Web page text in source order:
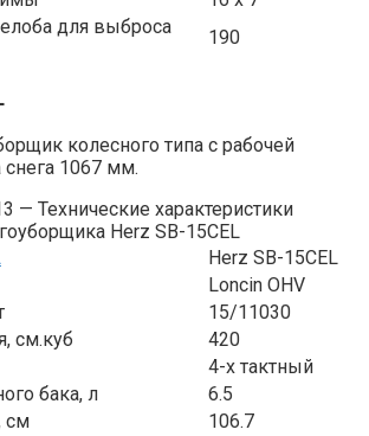
для выброса
190
колесного типа с рабочей
1067 мм.
— Технические характеристики
Herz SB-15CEL
Herz SB-15CEL
Loncin OHV
15/11030
см.куб
420
4-х тактный
бака, л
6.5
см
106.7